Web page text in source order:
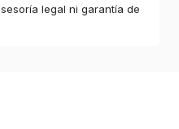
legal ni garantía de